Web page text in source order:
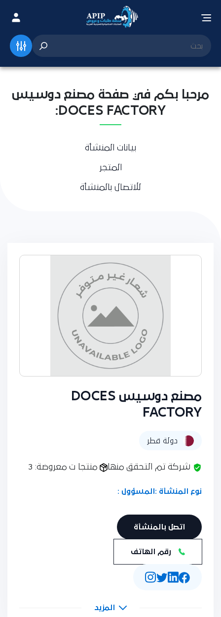
مرحبا بكم في صفحة مصنع دوسيس
DOCES FACTORY:
بيانات المنشأة
المتجر
للاتصال بالمنشأة
مصنع دوسيس DOCES
FACTORY
دولة قطر
شركة تم التحقق منها منتجا ت معروضة: 3
نوع المنشأة : المسؤول :
اتصل بالمنشأة
رقم الهاتف
المزيد